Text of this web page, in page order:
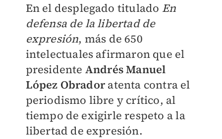
En el desplegado titulado En
defensa de la libertad de
expresión, más de 650
intelectuales afirmaron que el
presidente Andrés Manuel
López Obradoratenta contra el
periodismo libre y crítico, al
tiempo de exigirle respeto a la
libertad de expresión.